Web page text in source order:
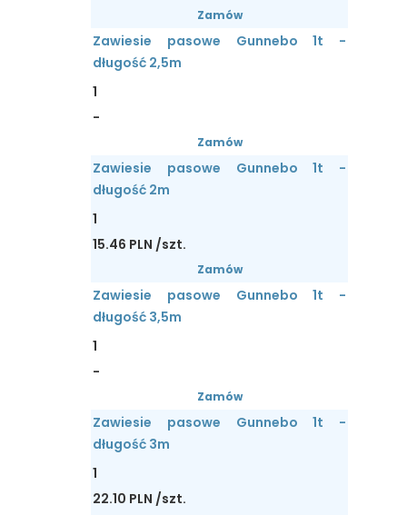
Zamów
Zawiesie pasowe Gunnebo 1t -
długość 2,5m
1
-
Zamów
Zawiesie pasowe Gunnebo 1t -
długość 2m
1
15.46 PLN /szt.
Zamów
Zawiesie pasowe Gunnebo 1t -
długość 3,5m
1
-
Zamów
Zawiesie pasowe Gunnebo 1t -
długość 3m
1
22.10 PLN /szt.